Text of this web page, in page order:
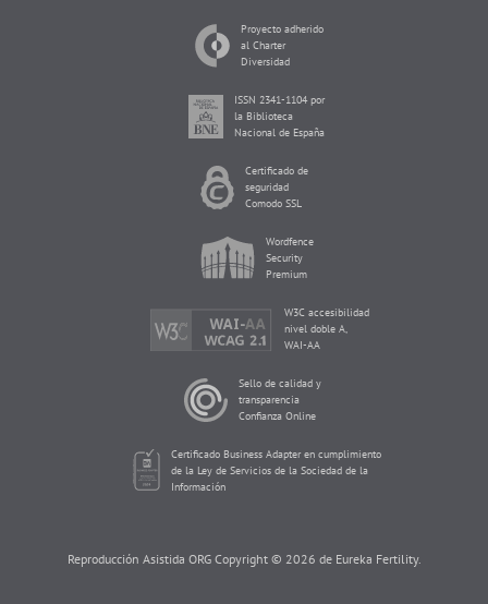
Proyecto adherido
al Charter
Diversidad
ISSN 2341-1104 por
la Biblioteca
Nacional de España
Certificado de
seguridad
Comodo SSL
Wordfence
Security
Premium
W3C accesibilidad
nivel doble A,
WAI-AA
Sello de calidad y
transparencia
Confianza Online
Certificado Business Adapter en cumplimiento
de la Ley de Servicios de la Sociedad de la
Información
Reproducción Asistida ORG Copyright © 2026 de Eureka Fertility.